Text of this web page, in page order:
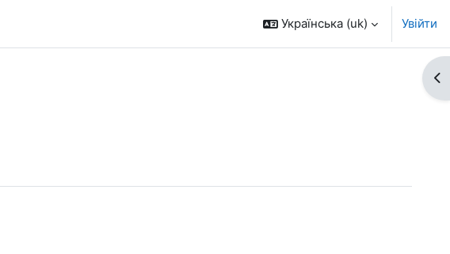
Українська ‎(uk)‎ Увійти